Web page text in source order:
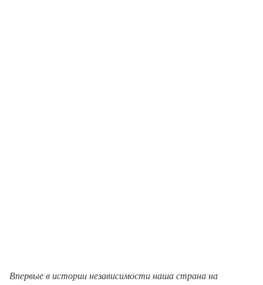
Впервые в истории независимости наша страна на